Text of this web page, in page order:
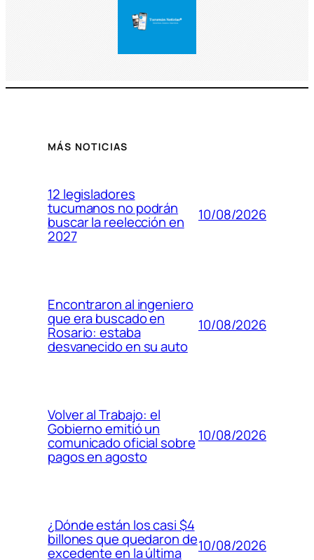
MÁS NOTICIAS
12 legisladores
tucumanos no podrán
buscar la reelección en
2027
10/08/2026
Encontraron al ingeniero
que era buscado en
Rosario: estaba
desvanecido en su auto
10/08/2026
Volver al Trabajo: el
Gobierno emitió un
comunicado oficial sobre
pagos en agosto
10/08/2026
¿Dónde están los casi $4
billones que quedaron de
excedente en la última 10/08/2026